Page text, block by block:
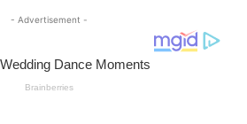
- Advertisement -